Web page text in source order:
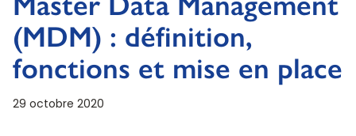
(MDM) : définition,
fonctions et mise en place
29 octobre 2020